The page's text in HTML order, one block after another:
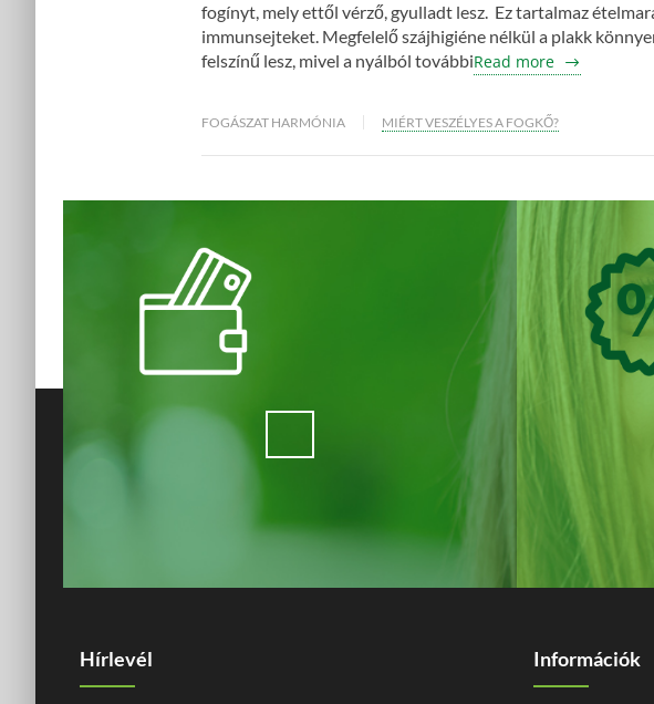
fogínyt, mely ettől vérző, gyulladt lesz. Ez tartalmaz
immunsejteket. Megfelelő szájhigiéne nélkül a plakk
felszínű lesz, mivel a nyálból továbbiRead more
FOGÁSZAT HARMÓNIA MIÉRT VESZÉLYES A FOGKŐ?
Hírlevél Információk